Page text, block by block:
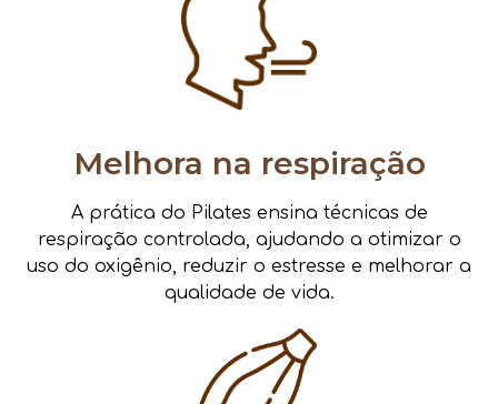
Melhora na respiração
A prática do Pilates ensina técnicas de
respiração controlada, ajudando a otimizar o
uso do oxigênio, reduzir o estresse e melhorar a
qualidade de vida.